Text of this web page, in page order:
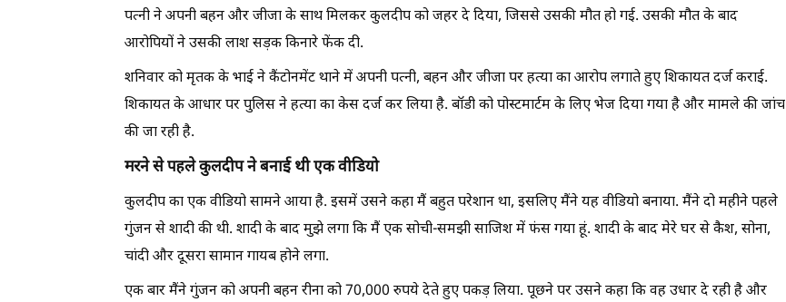
पत्नी ने अपनी बहन और जीजा के साथ मिलकर कुलदीप को जहर दे दिया, जिससे उसकी मौत हो गई. उसकी मौत के बाद
आरोपियों ने उसकी लाश सड़क किनारे फेंक दी.
शनिवार को मृतक के भाई ने कैंटोनमेंट थाने में अपनी पत्नी, बहन और जीजा पर हत्या का आरोप लगाते हुए शिकायत दर्ज कराई.
शिकायत के आधार पर पुलिस ने हत्या का केस दर्ज कर लिया है. बॉडी को पोस्टमार्टम के लिए भेज दिया गया है और मामले की जांच
की जा रही है.
मरने से पहले कुलदीप ने बनाई थी एक वीडियो
कुलदीप का एक वीडियो सामने आया है. इसमें उसने कहा मैं बहुत परेशान था, इसलिए मैंने यह वीडियो बनाया. मैंने दो महीने पहले
गुंजन से शादी की थी. शादी के बाद मुझे लगा कि मैं एक सोची-समझी साजिश में फंस गया हूं. शादी के बाद मेरे घर से कैश, सोना,
चांदी और दूसरा सामान गायब होने लगा.
एक बार मैंने गुंजन को अपनी बहन रीना को 70,000 रुपये देते हुए पकड़ लिया. पूछने पर उसने कहा कि वह उधार दे रही है और